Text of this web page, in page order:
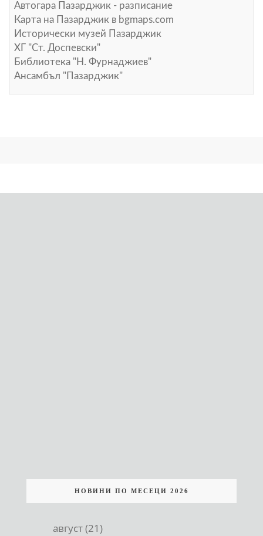
Автогара Пазарджик - разписание
Карта на Пазарджик в bgmaps.com
Исторически музей Пазарджик
ХГ "Ст. Доспевски"
Библиотека "Н. Фурнаджиев"
Ансамбъл "Пазарджик"
НОВИНИ ПО МЕСЕЦИ 2026
август (21)